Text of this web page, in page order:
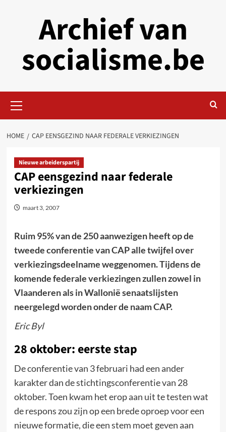
Archief van
socialisme.be
Menu
HOME CAP EENSGEZIND NAAR FEDERALE VERKIEZINGEN
Nieuwe arbeiderspartij
CAP eensgezind naar federale
verkiezingen
maart 3, 2007
Ruim 95% van de 250 aanwezigen heeft op de
tweede conferentie van CAP alle twijfel over
verkiezingsdeelname weggenomen. Tijdens de
komende federale verkiezingen zullen zowel in
Vlaanderen als in Wallonië senaatslijsten
neergelegd worden onder de naam CAP.
Eric Byl
28 oktober: eerste stap
De conferentie van 3 februari had een ander
karakter dan de stichtingsconferentie van 28
oktober. Toen kwam het erop aan uit te testen wat
de respons zou zijn op een brede oproep voor een
nieuwe formatie, die een stem moet geven aan